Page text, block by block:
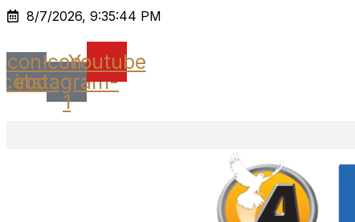
Ir
o
conteúdo
8/7/2026, 9:35:44 PM
Icon-Icon-
instagram-
1
Youtube